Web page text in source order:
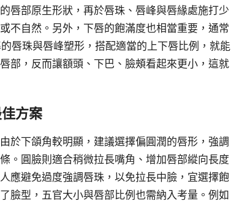
唇部原生形狀，再於唇珠、唇峰與唇緣處施打少
不自然。另外，下唇的飽滿度也相當重要，通常
唇珠與唇峰塑形，搭配適當的上下唇比例，就能
部，反而讓額頭、下巴、臉頰看起來更小，這就
方案
於下頜角較明顯，建議選擇偏圓潤的唇形，強調
。圓臉則適合稍微拉長嘴角、增加唇部縱向長度
應避免過度強調唇珠，以免拉長中臉，宜選擇飽
臉型，五官大小與唇部比例也需納入考量。例如